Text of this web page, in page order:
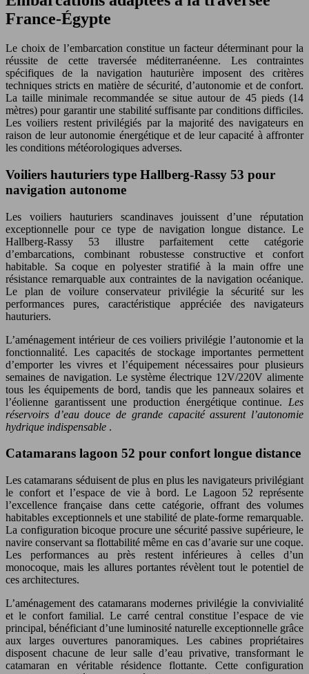
France-Égypte
Le choix de l’embarcation constitue un facteur déterminant pour la
réussite de cette traversée méditerranéenne. Les contraintes
spécifiques de la navigation hauturière imposent des critères
techniques stricts en matière de sécurité, d’autonomie et de confort.
La taille minimale recommandée se situe autour de 45 pieds (14
mètres) pour garantir une stabilité suffisante par conditions difficiles.
Les voiliers restent privilégiés par la majorité des navigateurs en
raison de leur autonomie énergétique et de leur capacité à affronter
les conditions météorologiques adverses.
Voiliers hauturiers type Hallberg-Rassy 53 pour
navigation autonome
Les voiliers hauturiers scandinaves jouissent d’une réputation
exceptionnelle pour ce type de navigation longue distance. Le
Hallberg-Rassy 53 illustre parfaitement cette catégorie
d’embarcations, combinant robustesse constructive et confort
habitable. Sa coque en polyester stratifié à la main offre une
résistance remarquable aux contraintes de la navigation océanique.
Le plan de voilure conservateur privilégie la sécurité sur les
performances pures, caractéristique appréciée des navigateurs
hauturiers.
L’aménagement intérieur de ces voiliers privilégie l’autonomie et la
fonctionnalité. Les capacités de stockage importantes permettent
d’emporter les vivres et l’équipement nécessaires pour plusieurs
semaines de navigation. Le système électrique 12V/220V alimente
tous les équipements de bord, tandis que les panneaux solaires et
l’éolienne garantissent une production énergétique continue. Les
réservoirs d’eau douce de grande capacité assurent l’autonomie
hydrique indispensable .
Catamarans lagoon 52 pour confort longue distance
Les catamarans séduisent de plus en plus les navigateurs privilégiant
le confort et l’espace de vie à bord. Le Lagoon 52 représente
l’excellence française dans cette catégorie, offrant des volumes
habitables exceptionnels et une stabilité de plate-forme remarquable.
La configuration bicoque procure une sécurité passive supérieure, le
navire conservant sa flottabilité même en cas d’avarie sur une coque.
Les performances au près restent inférieures à celles d’un
monocoque, mais les allures portantes révèlent tout le potentiel de
ces architectures.
L’aménagement des catamarans modernes privilégie la convivialité
et le confort familial. Le carré central constitue l’espace de vie
principal, bénéficiant d’une luminosité naturelle exceptionnelle grâce
aux larges ouvertures panoramiques. Les cabines propriétaires
disposent chacune de leur salle d’eau privative, transformant le
catamaran en véritable résidence flottante. Cette configuration